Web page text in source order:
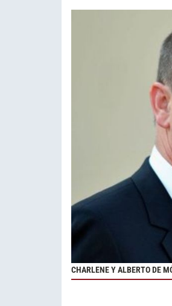
CHARLENE Y ALBERTO DE